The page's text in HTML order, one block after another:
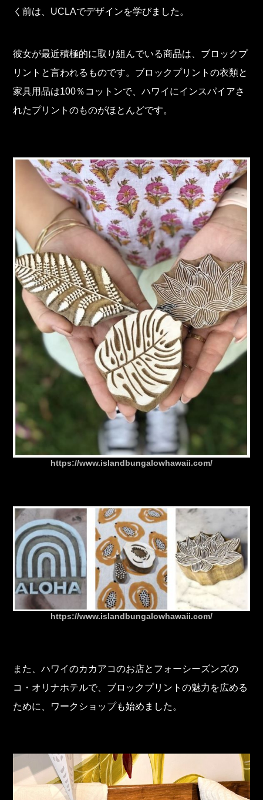
く前は、UCLAでデザインを学びました。
彼女が最近積極的に取り組んでいる商品は、ブロックプ
リントと言われるものです。ブロックプリントの衣類と
家具用品は100％コットンで、ハワイにインスパイアさ
れたプリントのものがほとんどです。
https://www.islandbungalowhawaii.com/
https://www.islandbungalowhawaii.com/
また、ハワイのカカアコのお店とフォーシーズンズの
コ・オリナホテルで、ブロックプリントの魅力を広める
ために、ワークショップも始めました。